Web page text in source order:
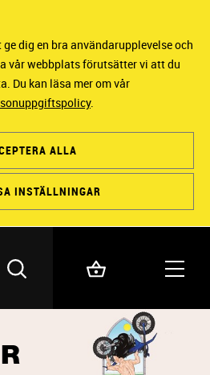
dig en bra användarupplevelse och
vår webbplats förutsätter vi att du
Du kan läsa mer om vår
.
ALLA
INSTÄLLNINGAR